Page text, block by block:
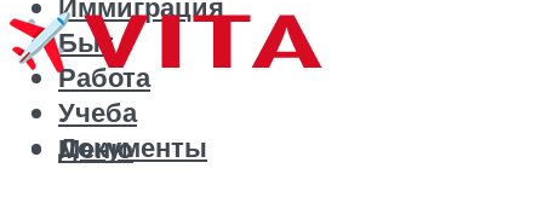
Иммиграция
Быт
Работа
Учеба
Документы
Меню